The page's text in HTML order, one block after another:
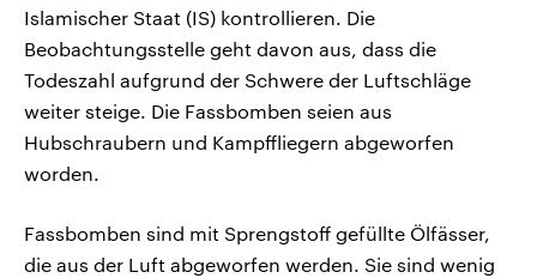
Islamischer Staat (IS) kontrollieren. Die
Beobachtungsstelle geht davon aus, dass die
Todeszahl aufgrund der Schwere der Luftschläge
weiter steige. Die Fassbomben seien aus
Hubschraubern und Kampffliegern abgeworfen
worden.
Fassbomben sind mit Sprengstoff gefüllte Ölfässer,
die aus der Luft abgeworfen werden. Sie sind wenig